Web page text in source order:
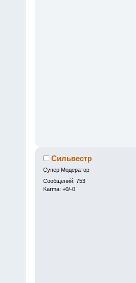
Сильвестр
Супер Модератор
Сообщений: 753
Karma: +0/-0